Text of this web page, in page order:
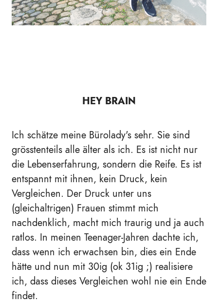
HEY BRAIN
Ich schätze meine Bürolady's sehr. Sie sind
grösstenteils alle älter als ich. Es ist nicht nur
die Lebenserfahrung, sondern die Reife. Es ist
entspannt mit ihnen, kein Druck, kein
Vergleichen. Der Druck unter uns
(gleichaltrigen) Frauen stimmt mich
nachdenklich, macht mich traurig und ja auch
ratlos. In meinen Teenager-Jahren dachte ich,
dass wenn ich erwachsen bin, dies ein Ende
hätte und nun mit 30ig (ok 31ig ;) realisiere
ich, dass dieses Vergleichen wohl nie ein Ende
findet.